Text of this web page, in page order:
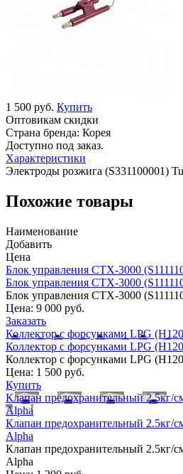
1 500 руб. Купить
Оптовикам скидки
Страна бренда: Корея
Доступно под заказ.
Характеристики
Электроды розжига (S331100001)
Похожие товары
Наименование
Добавить
Цена
Блок управления CTX-3000
Блок управления CTX-3000
Блок управления CTX-3000
Цена: 9 000 руб.
Заказать
Коллектор с форсунками LPG
Коллектор с форсунками LPG
Коллектор с форсунками LPG
Цена: 1 500 руб.
Купить
Клапан предохранительный 2.5кг/
Alpha
Клапан предохранительный 2.5кг/
Alpha
Клапан предохранительный 2.5кг/
Alpha